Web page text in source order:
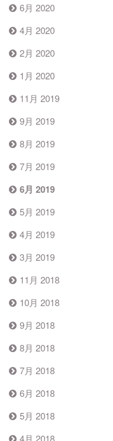
6月 2020
4月 2020
2月 2020
1月 2020
11月 2019
9月 2019
8月 2019
7月 2019
6月 2019
5月 2019
4月 2019
3月 2019
11月 2018
10月 2018
9月 2018
8月 2018
7月 2018
6月 2018
5月 2018
4月 2018